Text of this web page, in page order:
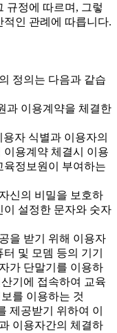
규정에 따르며, 그렇
인 관례에 따릅니다.
정의는 다음과 같습
과 이용계약을 체결한
자 식별과 이용자의
용계약 체결시 이용
육정보원이 부여하는
신의 비밀을 보호하
이 설정한 문자와 숫자
을 받기 위해 이용자
및 모뎀 등의 기기
가 단말기를 이용하
기에 접속하여 교육
를 이용하는 것
제공받기 위하여 이
이용자간의 체결하